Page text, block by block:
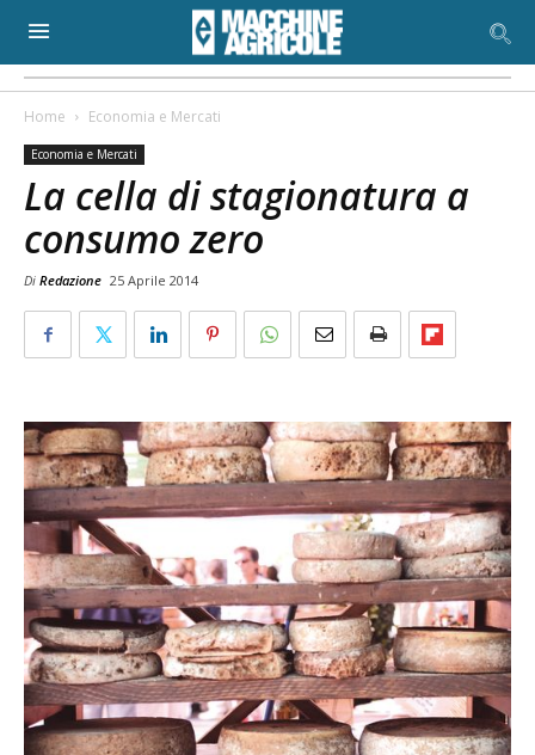
Home Economia e Mercati
Economia e Mercati
La cella di stagionatura a
consumo zero
Di Redazione 25 Aprile 2014